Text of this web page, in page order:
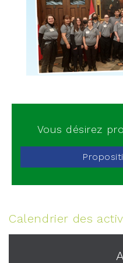
Vous désirez
Calendrier des